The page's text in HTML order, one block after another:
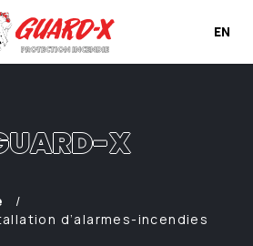
EN
X
d’alarmes-incendies